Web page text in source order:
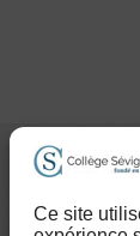
Ce site